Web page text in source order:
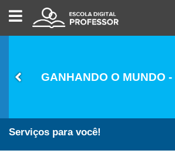
ESCOLA
DIGITAL
-
PROFESSOR
GANHANDO O MUNDO -
Serviços para você!